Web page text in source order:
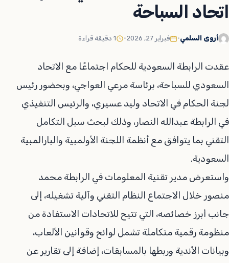
اتحاد السباحة
أروى السلمي• فبراير 27, 2026 • 1 دقيقة قراءة
عقدت الرابطة السعودية للحكام اجتماعًا مع الاتحاد
السعودي للسباحة، برئاسة مرعي العواجي، وبحضور رئيس
لجنة الحكام في الاتحاد وليد عسيري، والرئيس التنفيذي
في الرابطة عبدالله النصار، وذلك لبحث سبل التكامل
التقني بما يتوافق مع أنظمة اللجنة الأولمبية والبارالمبية
السعودية.
واستعرض مدير تقنية المعلومات في الرابطة محمد
منصور خلال الاجتماع النظام التقني وآلية تشغيله، إلى
جانب أبرز خصائصه، التي تتيح للاتحادات الاستفادة من
منظومة رقمية متكاملة تشمل لوائح وقوانين الألعاب،
وبيانات الأندية وربطها بالمسابقات، إضافة إلى تقارير عن